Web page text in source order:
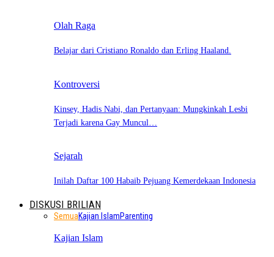
Olah Raga
Belajar dari Cristiano Ronaldo dan Erling Haaland.
Kontroversi
Kinsey, Hadis Nabi, dan Pertanyaan: Mungkinkah Lesbi
Terjadi karena Gay Muncul…
Sejarah
Inilah Daftar 100 Habaib Pejuang Kemerdekaan Indonesia
DISKUSI BRILIAN
SemuaKajian IslamParenting
Kajian Islam